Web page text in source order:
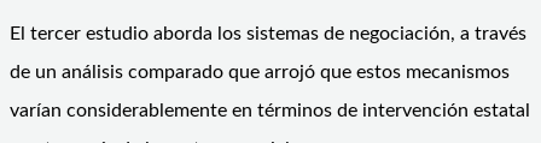
El tercer estudio aborda los sistemas de negociación, a través
de un análisis comparado que arrojó que estos mecanismos
varían considerablemente en términos de intervención estatal